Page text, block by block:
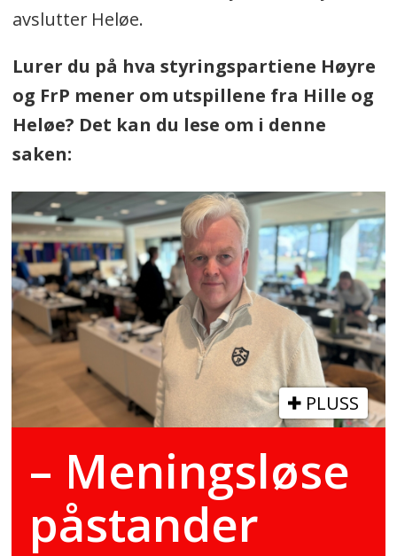
avslutter Heløe.
Lurer du på hva styringspartiene Høyre
og FrP mener om utspillene fra Hille og
Heløe? Det kan du lese om i denne
saken:
PLUSS
– Meningsløse
påstander